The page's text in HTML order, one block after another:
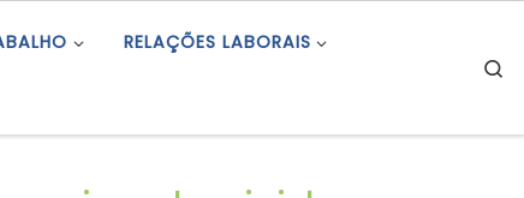
RELAÇÕES LABORAIS